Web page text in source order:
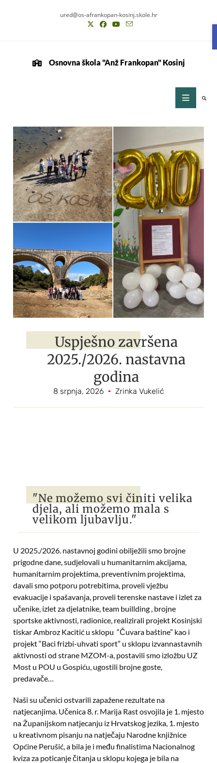
ured@os-afrankopan-kosinj.skole.hr
Osnovna škola "Anž Frankopan" Kosinj
Uspješno završena
2025./2026. nastavna
godina
8 srpnja, 2026 Zrinka Vukelić
"Ne možemo svi činiti velika
djela, ali možemo mala s
velikom ljubavlju."
U 2025./2026. nastavnoj godini obilježili smo brojne
prigodne dane, sudjelovali u humanitarnim akcijama,
humanitarnim projektima, preventivnim projektima,
davali smo potporu potrebitima, proveli vježbu
evakuacije i spašavanja, proveli terenske nastave i izlet za
učenike, izlet za djelatnike, team buillding , brojne
sportske aktivnosti, radionice, realizirali projekt Kosinjski
tiskar Ambroz Kacitić u sklopu “Čuvara baštine” kao i
projekt “Baci frizbi-uhvati sport” u sklopu izvannastavnih
aktivnosti od strane MZOM-a, postavili smo izložbu UZ
Most u POU u Gospiću, ugostili brojne goste,
predavače…
Naši su učenici ostvarili zapažene rezultate na
natjecanjima. Učenica 8. r. Marija Rast osvojila je 1. mjesto
na Županijskom natjecanju iz Hrvatskog jezika, 1. mjesto
u kreativnom pisanju na natječaju Narodne knjižnice
Općine Perušić, a bila je i među finalistima Nacionalnog
kviza za poticanje čitanja u sklopu kojega je bila na